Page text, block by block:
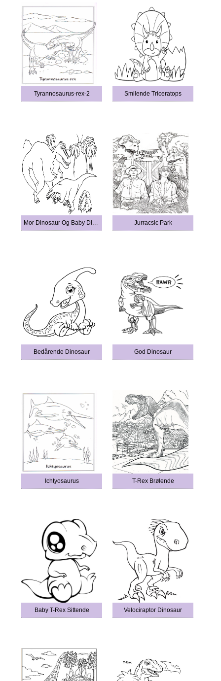
Tyrannosaurus-rex-2 Smilende Triceratops
Mor Dinosaur Og Baby Dinosaur Jurracsic Park
Bedårende Dinosaur God Dinosaur
Ichtyosaurus T-Rex Brølende
Baby T-Rex Sittende Velociraptor Dinosaur